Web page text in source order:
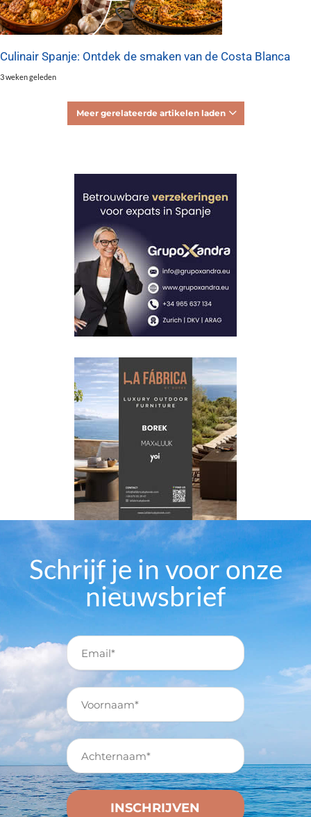
Culinair Spanje: Ontdek de smaken van de Costa Blanca
3 weken geleden
Meer gerelateerde artikelen laden
Schrijf je in voor onze
nieuwsbrief